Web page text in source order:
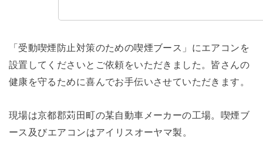
「受動喫煙防止対策のための喫煙ブース」にエアコンを
設置してくださいとご依頼をいただきました。皆さんの
健康を守るために喜んでお手伝いさせていただきます。
現場は京都郡苅田町の某自動車メーカーの工場。喫煙ブ
ース及びエアコンはアイリスオーヤマ製。